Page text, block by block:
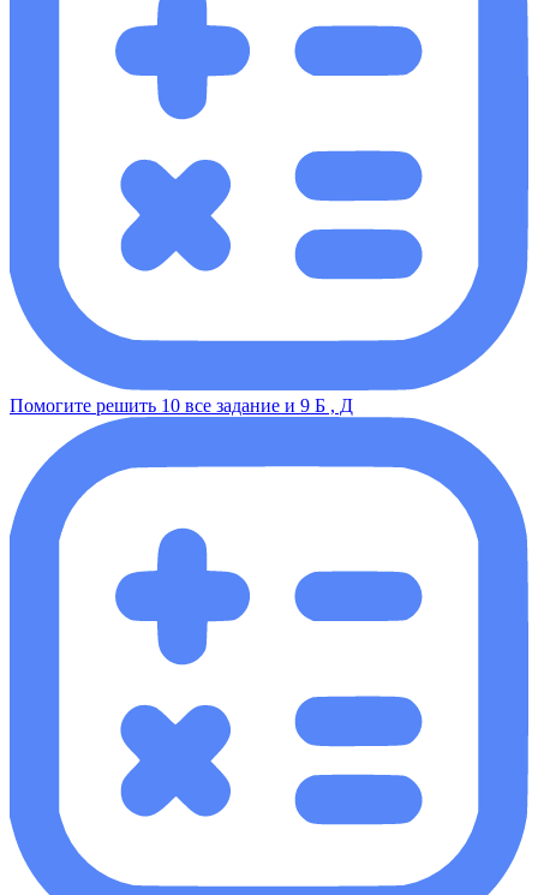
Помогите решить 10 все задание и 9 Б , Д